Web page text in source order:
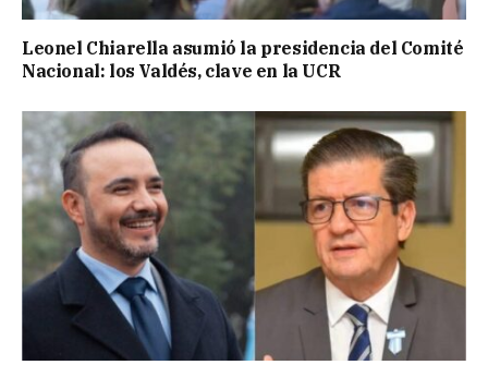
Leonel Chiarella asumió la presidencia del Comité
Nacional: los Valdés, clave en la UCR